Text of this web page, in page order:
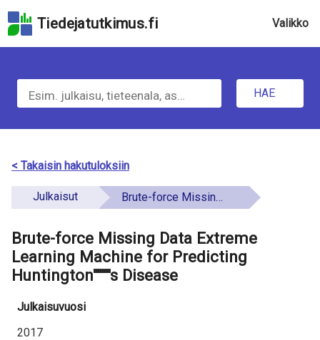
hakukenttään
pääsisältöön
Hyppää
saavutettavuusselosteeseen
Tiedejatutkimus.fi Valikko
e
H
a
e
t
t
o
a
t
HAE
< Takaisin hakutuloksiin
Julkaisut Brute-force Missing Data Extreme Learning Machine for Predicting Huntington''''''''s Disease
Brute-force Missing Data Extreme
Learning Machine for Predicting
Huntington''''''''s Disease
Julkaisuvuosi
2017